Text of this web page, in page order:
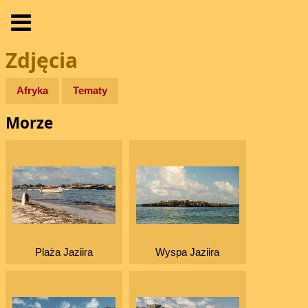
Zdjęcia
Afryka Tematy
Morze
Plaża Jaziira Wyspa Jaziira